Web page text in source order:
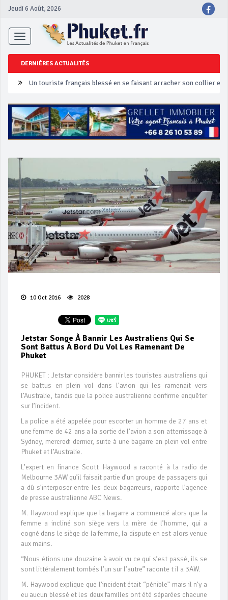
Jeudi 6 Août, 2026
Toggle
navigation
DERNIÈRES ACTUALITÉS
Un touriste français blessé en se faisant arracher son collier en
Phuket Peranakan Festival
‘Phuket Eye’ assurera la sécurité pendant Songkran
Campagne de sécurité routière ‘Seven Days of Danger’ de
10 Oct 2016 2028
Jetstar Songe À Bannir Les Australiens Qui Se
Sont Battus À Bord Du Vol Les Ramenant De
Phuket
PHUKET : Jetstar considère bannir les touristes australiens qui
se battus en plein vol dans l’avion qui les ramenait vers
l’Australie, tandis que la police australienne confirme enquêter
sur l’incident.
La police a été appelée pour escorter un homme de 27 ans et
une femme de 42 ans a la sortie de l’avion a son atterrissage à
Sydney, mercredi dernier, suite à une bagarre en plein vol entre
Phuket et l’Australie.
L’expert en finance Scott Haywood a raconté à la radio de
Melbourne 3AW qu’il faisait partie d’un groupe de passagers qui
a dû s’interposer entre les deux bagarreurs, rapporte l’agence
de presse australienne ABC News.
M. Haywood explique que la bagarre a commencé alors que la
femme a incliné son siège vers la mère de l’homme, qui a
cogné dans le siège de la femme, la dispute en est alors venue
aux mains.
“Nous étions une douzaine à avoir vu ce qui s’est passé, ils se
sont littéralement tombés l’un sur l’autre” raconte t il a 3AW.
M. Haywood explique que l’incident était “pénible” mais il n’y a
eu aucun blessé et les deux familles ont été séparées chacune